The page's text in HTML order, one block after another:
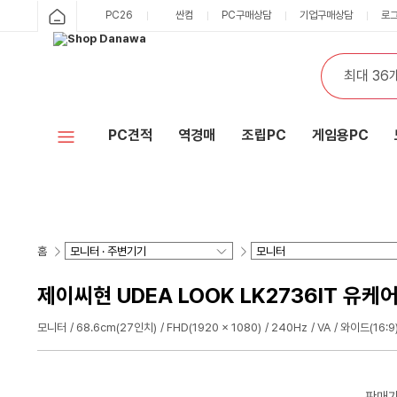
PC26 싼컴 PC구매상담 기업구매상담 로
PC견적 역경매 조립PC 게임용PC
홈
제이씨현 UDEA LOOK LK2736IT 유케
모니터 68.6cm(27인치) FHD(1920 x 1080) 240Hz VA 와이드(16:9)